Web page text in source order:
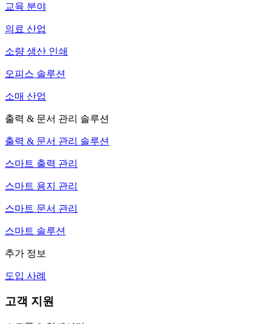
교육 분야
의료 산업
소량 생산 인쇄
오피스 솔루션
소매 산업
출력 & 문서 관리 솔루션
출력 & 문서 관리 솔루션
스마트 출력 관리
스마트 용지 관리
스마트 문서 관리
스마트 솔루션
추가 정보
도입 사례
고객 지원